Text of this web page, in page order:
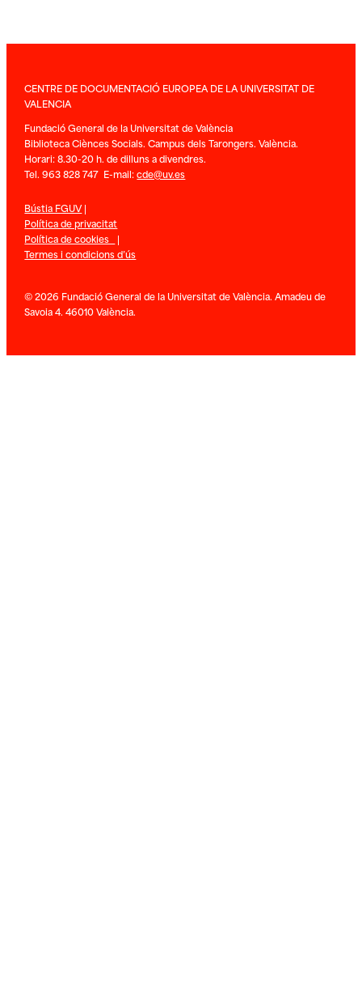
CENTRE DE DOCUMENTACIÓ EUROPEA DE LA UNIVERSITAT DE
VALENCIA
Fundació General de la Universitat de València
Biblioteca Ciènces Socials. Campus dels Tarongers. València.
Horari: 8.30-20 h. de dilluns a divendres.
Tel. 963 828 747 E-mail:cde@uv.es
Bústia FGUV|
Política de privacitat
Política de cookies |
Termes i condicions d’ús
© 2026 Fundació General de la Universitat de València. Amadeu de
Savoia 4. 46010 València.